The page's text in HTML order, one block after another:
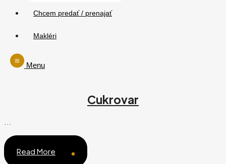
Chcem predať / prenajať
Makléri
Menu
Cukrovar
Read More